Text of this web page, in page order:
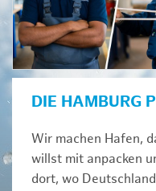
DIE HAMBURG
Wir machen Hafen,
willst mit anpacken
dort, wo